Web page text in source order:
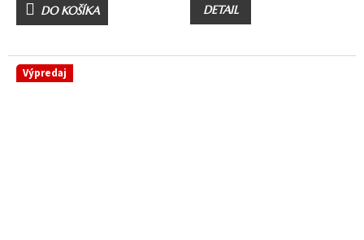
DO KOŠÍKA DETAIL
Výpredaj